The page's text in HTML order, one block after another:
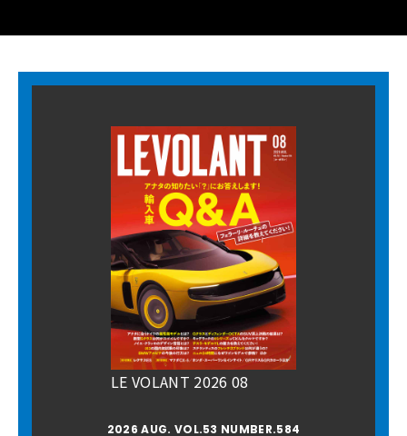
LE VOLANT 2026 08
2026 AUG. VOL.53 NUMBER.584